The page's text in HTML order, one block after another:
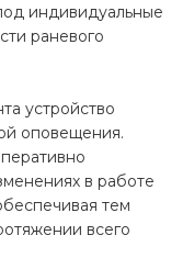
индивидуальные
раневого
устройство
оповещения.
в работе
тем
всего